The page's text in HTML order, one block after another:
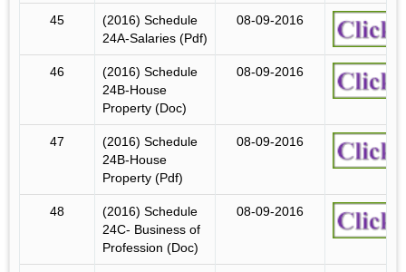
45
(2016) Schedule
24A-Salaries (Pdf)
08-09-2016
46
(2016) Schedule
24B-House
Property (Doc)
08-09-2016
47
(2016) Schedule
24B-House
Property (Pdf)
08-09-2016
48
(2016) Schedule
24C- Business of
Profession (Doc)
08-09-2016